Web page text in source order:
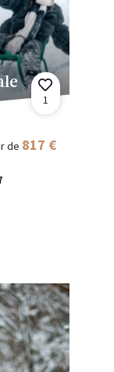
1
de 817 €